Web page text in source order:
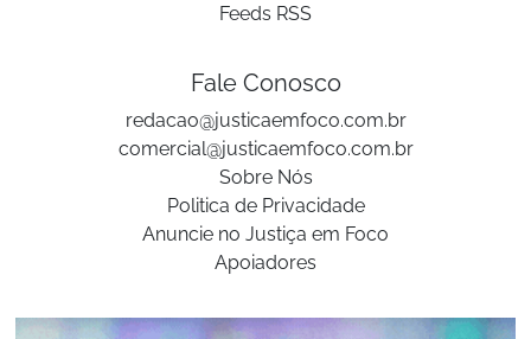
Feeds RSS
Fale Conosco
redacao@justicaemfoco.com.br
comercial@justicaemfoco.com.br
Sobre Nós
Politica de Privacidade
Anuncie no Justiça em Foco
Apoiadores